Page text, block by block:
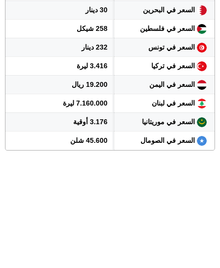
السعر في البحرين 30 دينار
السعر في فلسطين 258 شيكل
السعر في تونس 232 دينار
السعر في تركيا 3.416 ليرة
السعر في اليمن 19.200 ريال
السعر في لبنان 7.160.000 ليرة
السعر في موريتانيا 3.176 أوقية
السعر في الصومال 45.600 شلن